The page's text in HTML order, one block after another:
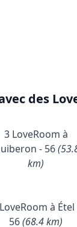
des
3 LoveRoom à
- 56
km)
à Étel
56(68.4 km)